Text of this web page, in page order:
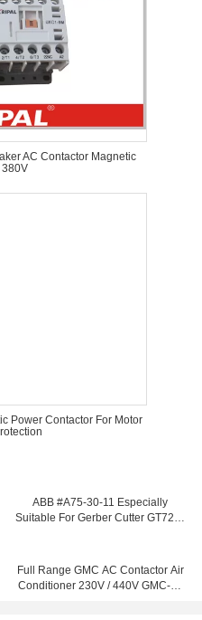
AC Contactor Magnetic
Power Contactor For Motor
ABB #A75-30-11 Especially
Suitable For Gerber Cutter GT7250
Full Range GMC AC Contactor Air
Conditioner 230V / 440V GMC-12